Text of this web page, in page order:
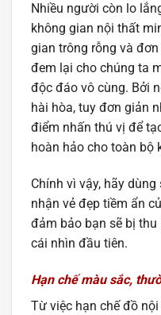
Nhiều người còn lo
không gian nội thất
gian trông rỗng và
đem lại cho chúng ta
độc đáo vô cùng. Bởi
hài hòa, tuy đơn giản
điểm nhấn thú vị để
hoàn hảo cho toàn bộ
Chính vì vậy, hãy
nhận vẻ đẹp tiềm ẩn
đảm bảo bạn sẽ bị
cái nhìn đầu tiên.
Hạn chế màu sắc,
Từ việc hạn chế đồ